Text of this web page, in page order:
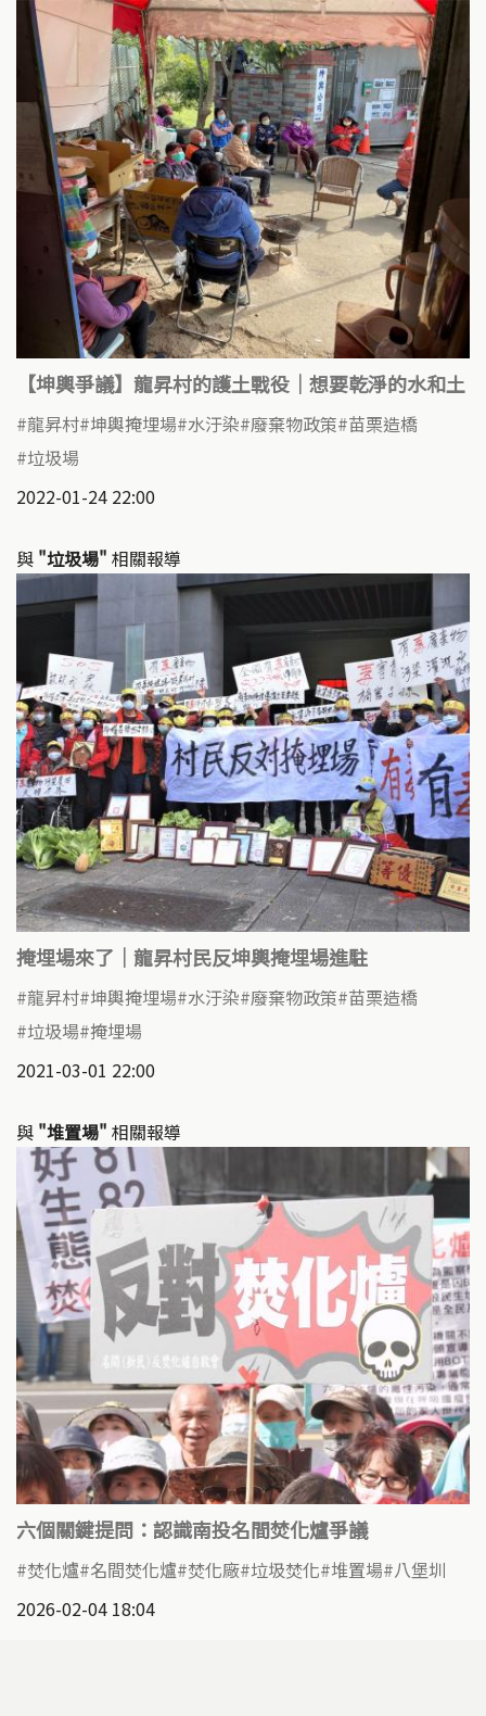
【坤輿爭議】龍昇村的護土戰役｜想要乾淨的水和土
龍昇村 坤輿掩埋場 水汙染 廢棄物政策 苗栗造橋
垃圾場
2022-01-24 22:00
與 "垃圾場" 相關報導
掩埋場來了｜龍昇村民反坤輿掩埋場進駐
龍昇村 坤輿掩埋場 水汙染 廢棄物政策 苗栗造橋
垃圾場 掩埋場
2021-03-01 22:00
與 "堆置場" 相關報導
六個關鍵提問：認識南投名間焚化爐爭議
焚化爐 名間焚化爐 焚化廠 垃圾焚化 堆置場 八堡圳
2026-02-04 18:04